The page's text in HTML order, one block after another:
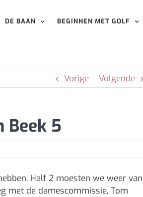
DE BAAN BEGINNEN MET GOLF
Vorige Volgende
Beek 5
Half 2 moesten we weer van
met de damescommissie, Tom